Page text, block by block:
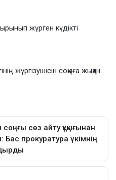
жүрген күдікті
жүргізушісін соққыға жыққан